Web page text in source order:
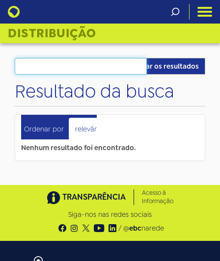
DISTRIBUIÇÃO
Filtrar os resultados
Resultado da busca
Ordenar por relevância
Nenhum resultado foi encontrado.
TRANSPARÊNCIA
Acesso à
Informação
Siga-nos nas redes sociais
/ @ebcnarede